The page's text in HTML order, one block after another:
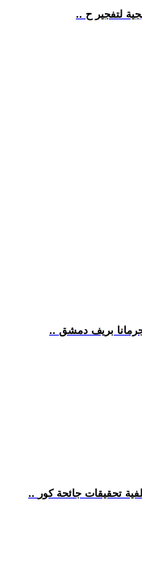
لتفجير ح
جرمانا بريف دمشق
تحقيقات جائحة كور